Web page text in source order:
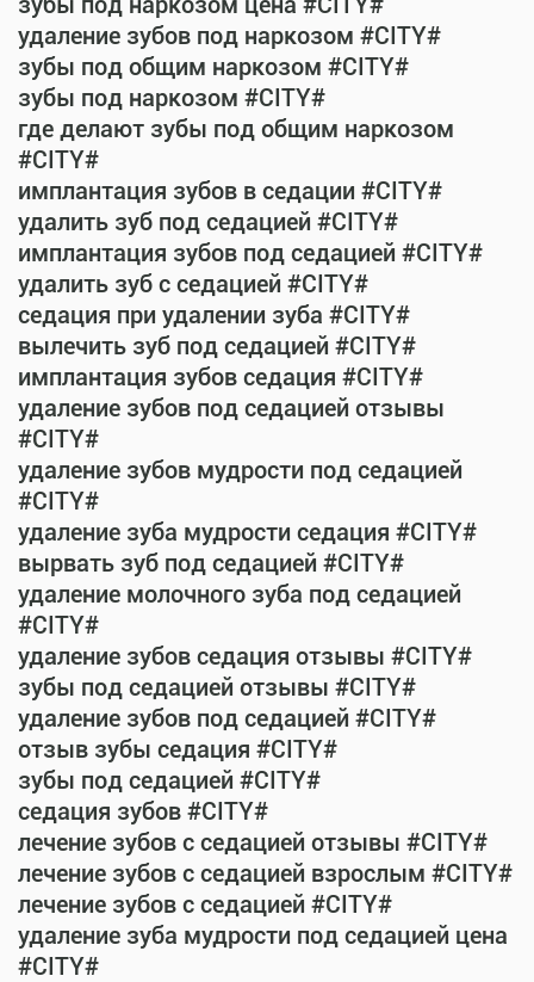
удаление зубов под наркозом #CITY#
зубы под общим наркозом #CITY#
зубы под наркозом #CITY#
где делают зубы под общим наркозом
#CITY#
имплантация зубов в седации #CITY#
удалить зуб под седацией #CITY#
имплантация зубов под седацией #CITY#
удалить зуб с седацией #CITY#
седация при удалении зуба #CITY#
вылечить зуб под седацией #CITY#
имплантация зубов седация #CITY#
удаление зубов под седацией отзывы
#CITY#
удаление зубов мудрости под седацией
#CITY#
удаление зуба мудрости седация #CITY#
вырвать зуб под седацией #CITY#
удаление молочного зуба под седацией
#CITY#
удаление зубов седация отзывы #CITY#
зубы под седацией отзывы #CITY#
удаление зубов под седацией #CITY#
отзыв зубы седация #CITY#
зубы под седацией #CITY#
седация зубов #CITY#
лечение зубов с седацией отзывы #CITY#
лечение зубов с седацией взрослым #CITY#
лечение зубов с седацией #CITY#
удаление зуба мудрости под седацией цена
#CITY#